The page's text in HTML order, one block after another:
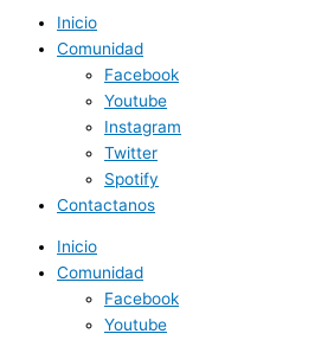
Inicio
Comunidad
Facebook
Youtube
Instagram
Twitter
Spotify
Contactanos
Inicio
Comunidad
Facebook
Youtube